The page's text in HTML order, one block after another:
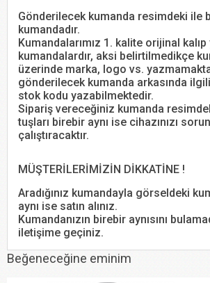
Gönderilecek kumanda resimdeki ile
kumandadır.
Kumandalarımız 1. kalite orijinal
kumandalardır, aksi belirtilmedikçe
üzerinde marka, logo vs.
gönderilecek kumanda arkasında
stok kodu yazabilmektedir.
Sipariş vereceğiniz kumanda
tuşları birebir aynı ise cihazınızı
çalıştıracaktır.
MÜŞTERİLERİMİZİN DİKKATİNE !
Aradığınız kumandayla görseldeki
aynı ise satın alınız.
Kumandanızın birebir aynısını
iletişime geçiniz.
Beğeneceğine eminim